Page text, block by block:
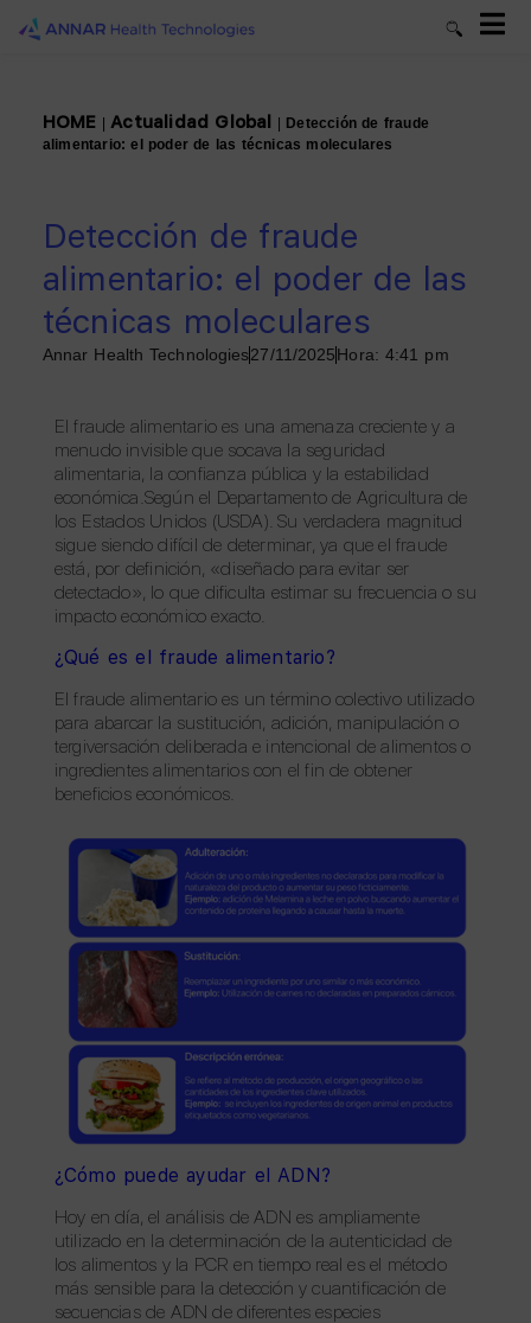
HOME |Actualidad Global
Detección de fraude
alimentario: el poder de las técnicas moleculares
Detección de fraude
alimentario: el poder de las
técnicas moleculares
Annar Health Technologies27/11/2025Hora: 4:41 pm
El fraude alimentario es una amenaza creciente y a
menudo invisible que socava la seguridad
alimentaria, la confianza pública y la estabilidad
económica.Según el Departamento de Agricultura de
los Estados Unidos (USDA). Su verdadera magnitud
sigue siendo difícil de determinar, ya que el fraude
está, por definición, «diseñado para evitar ser
detectado», lo que dificulta estimar su frecuencia o su
impacto económico exacto.
¿Qué es el fraude alimentario?
El fraude alimentario es un término colectivo utilizado
para abarcar la sustitución, adición, manipulación o
tergiversación deliberada e intencional de alimentos o
ingredientes alimentarios con el fin de obtener
beneficios económicos.
¿Cómo puede ayudar el ADN?
Hoy en día, el análisis de ADN es ampliamente
utilizado en la determinación de la autenticidad de
los alimentos y la PCR en tiempo real es el método
más sensible para la detección y cuantificación de
secuencias de ADN de diferentes especies